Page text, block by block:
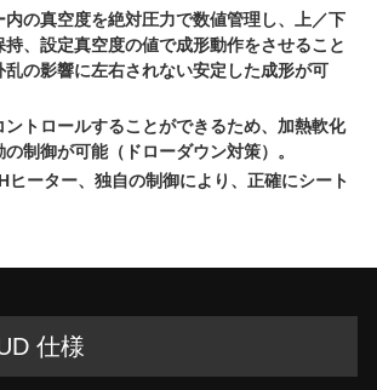
内の真空度を絶対圧力で数値管理し、上／下
、設定真空度の値で成形動作をさせること
乱の影響に左右されない安定した成形が可
ントロールすることができるため、加熱軟化
制御が可能（ドローダウン対策）。
ヒーター、独自の制御により、正確にシート
仕様